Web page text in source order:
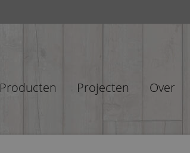
Producten Projecten Over